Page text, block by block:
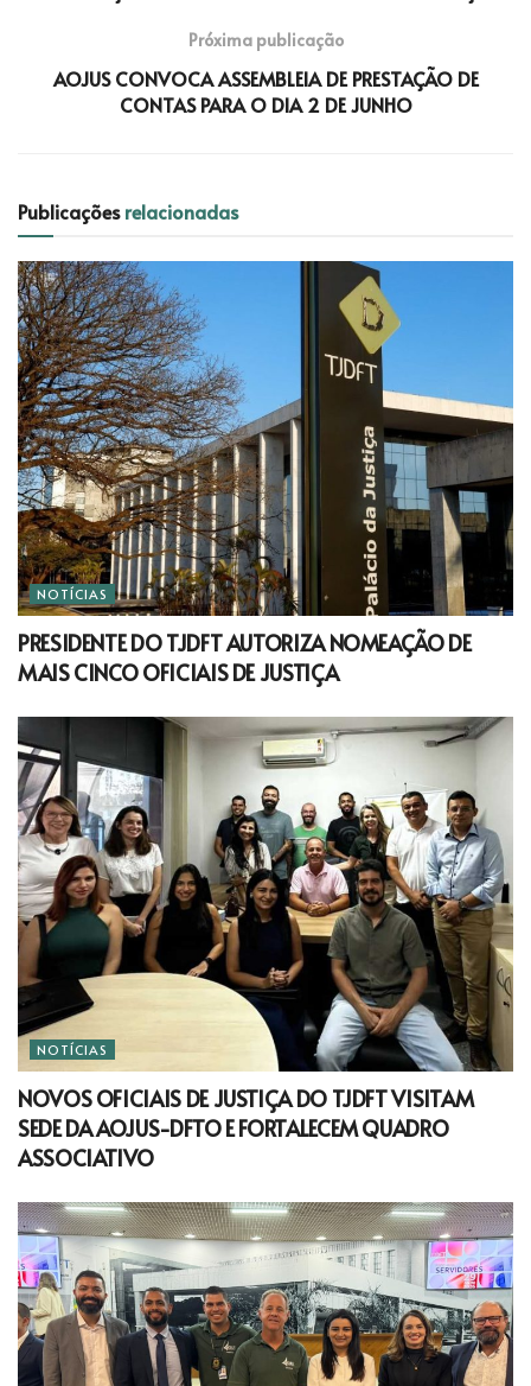
Próxima publicação
AOJUS CONVOCA ASSEMBLEIA DE PRESTAÇÃO DE
CONTAS PARA O DIA 2 DE JUNHO
Publicaçõesrelacionadas
NOTÍCIAS
PRESIDENTE DO TJDFT AUTORIZA NOMEAÇÃO DE
MAIS CINCO OFICIAIS DE JUSTIÇA
NOTÍCIAS
NOVOS OFICIAIS DE JUSTIÇA DO TJDFT VISITAM
SEDE DA AOJUS-DFTO E FORTALECEM QUADRO
ASSOCIATIVO